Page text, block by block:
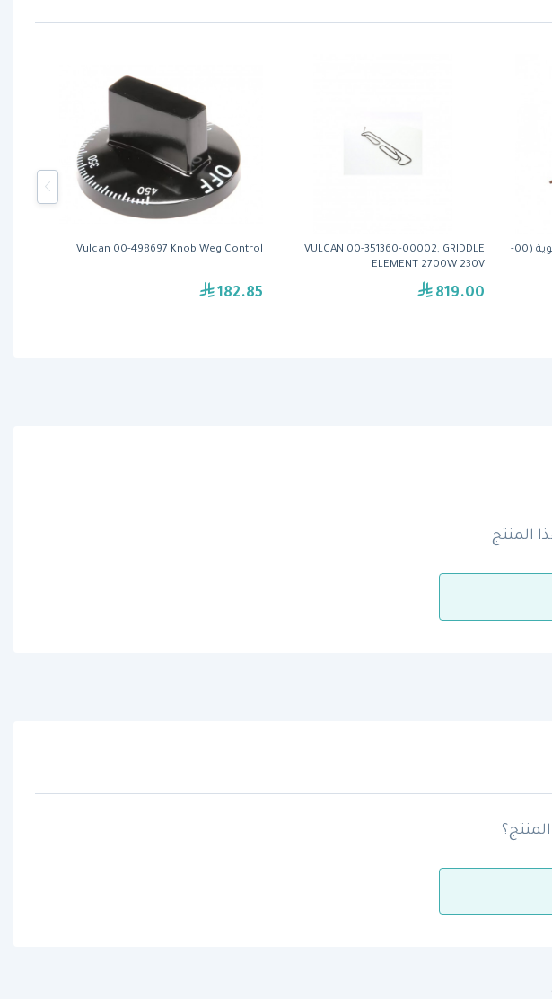
Vulcan 00-498697 Knob Weg Control
182.85
VULCAN 00-351360-00002, GRIDDLE
ELEMENT 2700W 230V
819.00
مقياس حرارة بقدرة 450 درجة مئوية (00-
المنتج